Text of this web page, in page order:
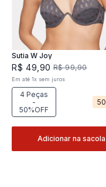
Sutia W Joy
R$ 49 90 R$ 99,90
Em até1x sem juros
4 Peças
-
50%OFF
Adicionar na sacola